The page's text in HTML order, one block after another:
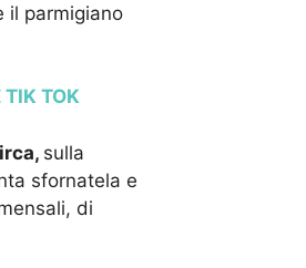
il parmigiano
TIK TOK
sulla
sfornatela e
di